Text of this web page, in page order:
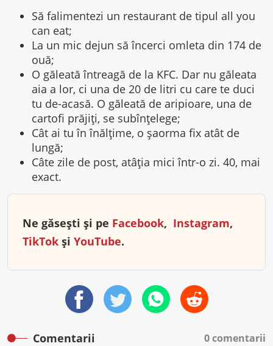
Să falimentezi un restaurant de tipul all you
can eat;
La un mic dejun să încerci omleta din 174 de
ouă;
O găleată întreagă de la KFC. Dar nu găleata
aia a lor, ci una de 20 de litri cu care te duci
tu de-acasă. O găleată de aripioare, una de
cartofi prăjiți, se subînțelege;
Cât ai tu în înălțime, o șaorma fix atât de
lungă;
Câte zile de post, atâția mici într-o zi. 40, mai
exact.
Ne găsești și pe Facebook, Instagram,
TikTok și YouTube.
Comentarii 0 comentarii